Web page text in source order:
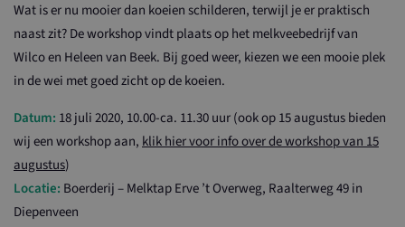
Wat is er nu mooier dan koeien schilderen, terwijl je er praktisch
naast zit? De workshop vindt plaats op het melkveebedrijf van
Wilco en Heleen van Beek. Bij goed weer, kiezen we een mooie plek
in de wei met goed zicht op de koeien.
Datum: 18 juli 2020, 10.00-ca. 11.30 uur (ook op 15 augustus bieden
wij een workshop aan,klik hier voor info over de workshop van 15
augustus)
Locatie: Boerderij – Melktap Erve ’t Overweg, Raalterweg 49 in
Diepenveen